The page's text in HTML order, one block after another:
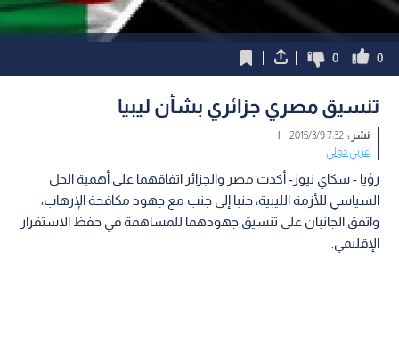
0
0
تنسيق مصري جزائري بشأن ليبيا
نشر :7:32 2015/3/9
|
عربي دولي
رؤيا - سكاي نيوز- أكدت مصر والجزائر اتفاقهما على أهمية الحل
السياسي للأزمة الليبية، جنبا إلى جنب مع جهود مكافحة الإرهاب،
واتفق الجانبان على تنسيق جهودهما للمساهمة في حفظ الاستقرار
الإقليمي.